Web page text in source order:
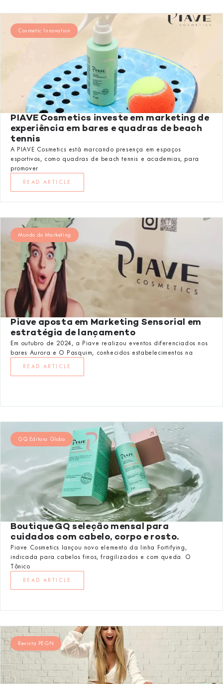
Cosmetic Innovation
PIAVE Cosmetics investe em marketing de
experiência em bares e quadras de beach
tennis
A PIAVE Cosmetics está marcando presença em espaços
esportivos, como quadras de beach tennis e academias, para
promover
READ ARTICLE
Mundo do Marketing
Piave aposta em Marketing Sensorial em
estratégia de lançamento
Em outubro de 2024, a Piave realizou eventos diferenciados nos
bares Aurora e O Pasquim, conhecidos estabelecimentos na
READ ARTICLE
GQ Editora Globo
Boutique GQ seleção mensal para
cuidados com cabelo, corpo e rosto.
Piave Cosmetics lançou novo elemento da linha Fortifying,
indicada para cabelos finos, fragilizados e com queda. O
Tônico
READ ARTICLE
Revista PEGN